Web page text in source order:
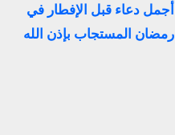
أجمل دعاء قبل الإفطار في
رمضان المستجاب بإذن الله